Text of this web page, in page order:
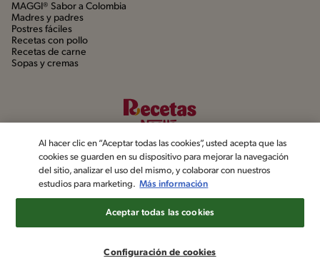
MAGGI® Sabor a Colombia
Madres y padres
Postres fáciles
Recetas con pollo
Recetas de carne
Sopas y cremas
©2022, Nestlé. Marcas registradas por Société dels Produits Nestlé,
Al hacer clic en “Aceptar todas las cookies”, usted acepta que las
cookies se guarden en su dispositivo para mejorar la navegación
del sitio, analizar el uso del mismo, y colaborar con nuestros
estudios para marketing. Más información
Configuración de cookies
Aceptar todas las cookies